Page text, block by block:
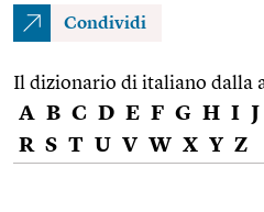
Condividi
Il dizionario di italiano dalla
A B C D E F G H I J
R S T U V W X Y Z